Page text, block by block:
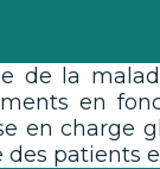
de la
en
en charge
des